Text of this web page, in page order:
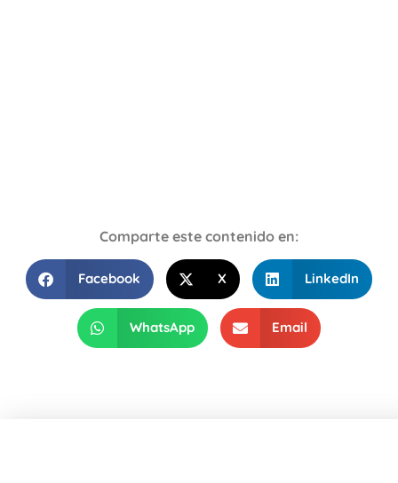
Comparte este contenido en:
Facebook X LinkedIn
WhatsApp Email